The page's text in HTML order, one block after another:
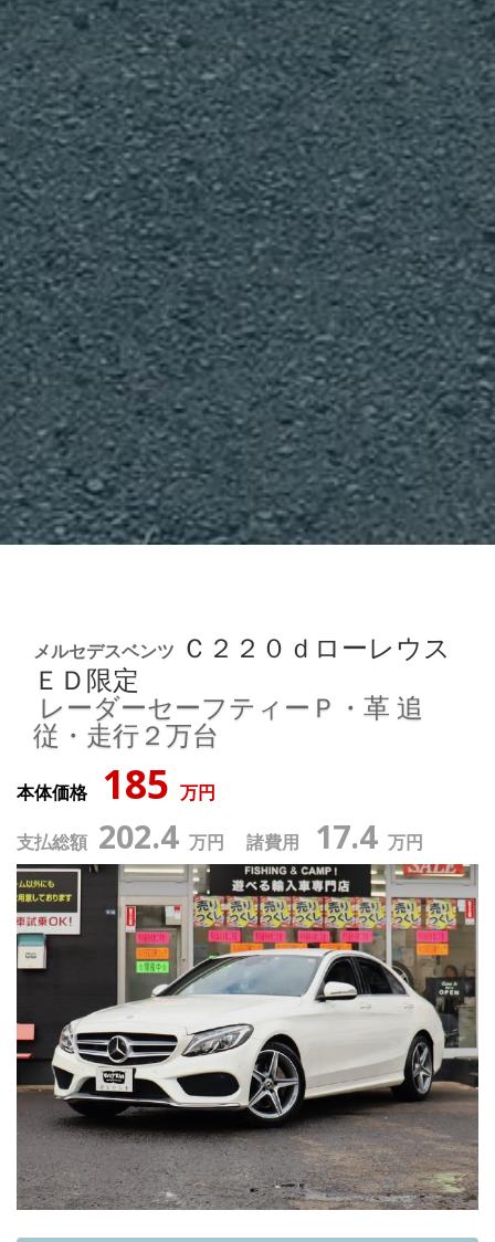
メルセデスベンツ Ｃ２２０ｄローレウス
ＥＤ限定
レーダーセーフティーＰ・革 追
従・走行２万台
本体価格 185 万円
支払総額 202.4 万円 諸費用 17.4 万円